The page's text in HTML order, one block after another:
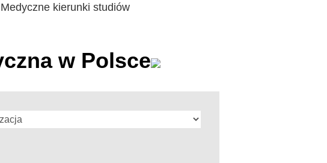
Medyczne kierunki studiów
w Polsce